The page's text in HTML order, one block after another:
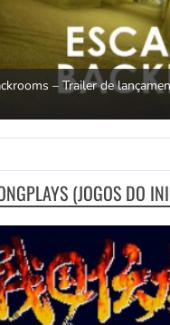
– Trailer de
(JOGOS DO